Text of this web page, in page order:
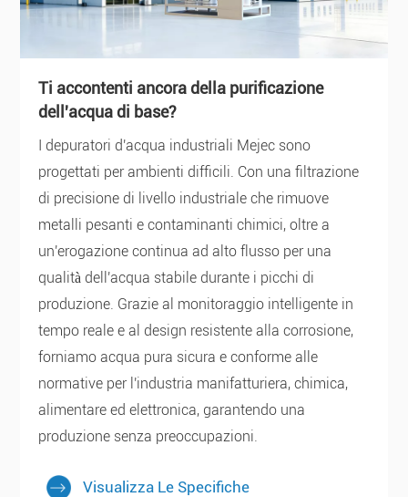
Ti accontenti ancora della purificazione
dell'acqua di base?
I depuratori d'acqua industriali Mejec sono
progettati per ambienti difficili. Con una filtrazione
di precisione di livello industriale che rimuove
metalli pesanti e contaminanti chimici, oltre a
un'erogazione continua ad alto flusso per una
qualità dell'acqua stabile durante i picchi di
produzione. Grazie al monitoraggio intelligente in
tempo reale e al design resistente alla corrosione,
forniamo acqua pura sicura e conforme alle
normative per l'industria manifatturiera, chimica,
alimentare ed elettronica, garantendo una
produzione senza preoccupazioni.
Visualizza Le Specifiche